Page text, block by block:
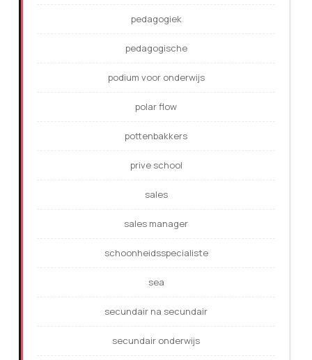
pedagogiek
pedagogische
podium voor onderwijs
polar flow
pottenbakkers
prive school
sales
sales manager
schoonheidsspecialiste
sea
secundair na secundair
secundair onderwijs